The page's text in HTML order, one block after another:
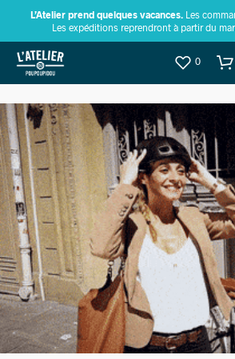
L’Atelier prend quelques vacances. Les
Les expéditions reprendront à partir du
0